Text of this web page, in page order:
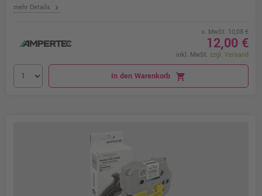
mehr Details chevron_right
o. MwSt. 10,08 €
12,00 €
inkl. MwSt. zzgl. Versand
In den Warenkorb shopping_cart